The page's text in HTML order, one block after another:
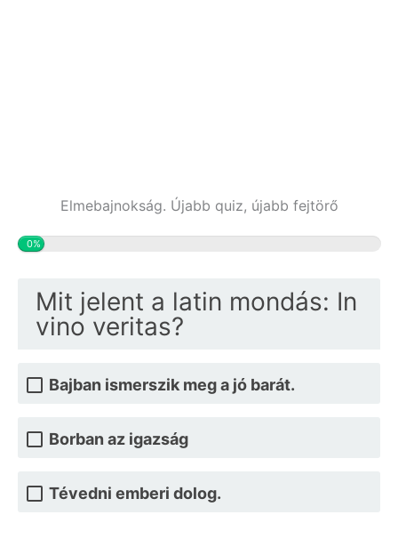
Elmebajnokság. Újabb quiz, újabb fejtörő
0%
Mit jelent a latin mondás: In
vino veritas?
Bajban ismerszik meg a jó barát.
Borban az igazság
Tévedni emberi dolog.